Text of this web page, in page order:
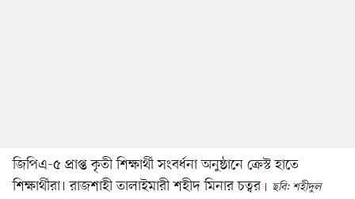
জিপিএ-৫ প্রাপ্ত কৃতী শিক্ষার্থী সংবর্ধনা অনুষ্ঠানে ক্রেস্ট হাতে
শিক্ষার্থীরা। রাজশাহী তালাইমারী শহীদ মিনার চত্বর
ছবি: শহীদুল